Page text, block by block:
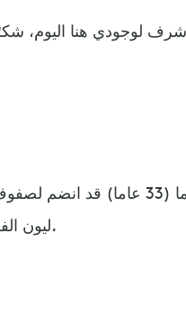
شرف لوجودي هنا اليوم،
ليون الفرنسي، في صفقة وصلت قيمتها إلى 35 مليون يورو.